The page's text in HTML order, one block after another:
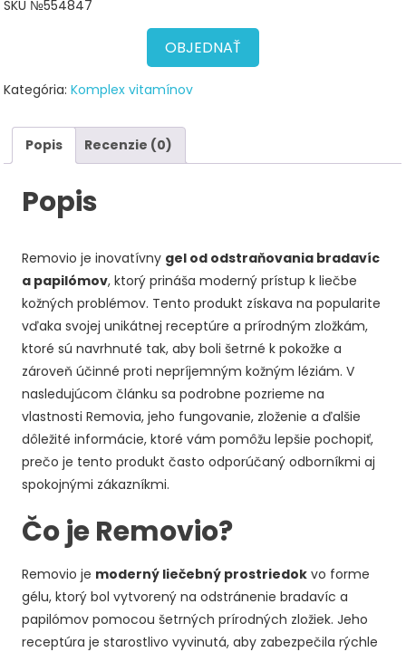
39,00 €.
SKU №554847
OBJEDNAŤ
Kategória:Komplex vitamínov
Popis Recenzie (0)
Popis
Removio je inovatívny gel od odstraňovania bradavíc
a papilómov, ktorý prináša moderný prístup k liečbe
kožných problémov. Tento produkt získava na popularite
vďaka svojej unikátnej receptúre a prírodným zložkám,
ktoré sú navrhnuté tak, aby boli šetrné k pokožke a
zároveň účinné proti nepríjemným kožným léziám. V
nasledujúcom článku sa podrobne pozrieme na
vlastnosti Removia, jeho fungovanie, zloženie a ďalšie
dôležité informácie, ktoré vám pomôžu lepšie pochopiť,
prečo je tento produkt často odporúčaný odborníkmi aj
spokojnými zákazníkmi.
Čo je Removio?
Removio je moderný liečebný prostriedok vo forme
gélu, ktorý bol vytvorený na odstránenie bradavíc a
papilómov pomocou šetrných prírodných zložiek. Jeho
receptúra je starostlivo vyvinutá, aby zabezpečila rýchle